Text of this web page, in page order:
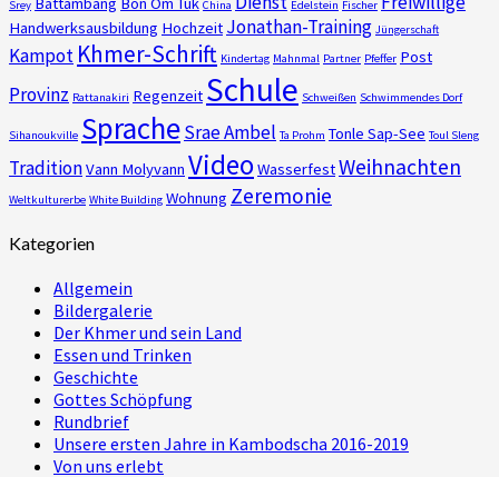
Srey
China Edelstein Fischer
Handwerksausbildung Hochzeit Jonathan-Training Jüngerschaft
Kampot Khmer-Schrift Kindertag Mahnmal Partner Pfeffer Post
Provinz Rattanakiri Regenzeit Schule Schweißen Schwimmendes Dorf
Sihanoukville SpracheSrae Ambel Ta Prohm Tonle Sap-See Toul Sleng
TraditionVann Molyvann VideoWasserfestWeihnachten
Weltkulturerbe White Building Wohnung Zeremonie
Kategorien
Allgemein
Bildergalerie
Der Khmer und sein Land
Essen und Trinken
Geschichte
Gottes Schöpfung
Rundbrief
Unsere ersten Jahre in Kambodscha 2016-2019
Von uns erlebt